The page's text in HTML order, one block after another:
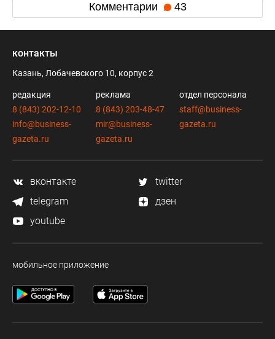
Комментарии 43
контакты
Казань, Лобачевского 10, корпус 2
редакция
8 (843) 202-12-10
info@business-
gazeta.ru
реклама
8 (843) 203-48-47
mir@business-
gazeta.ru
отдел персонала
staff@business-
gazeta.ru
вконтакте
twitter
telegram
дзен
youtube
мобильное приложение